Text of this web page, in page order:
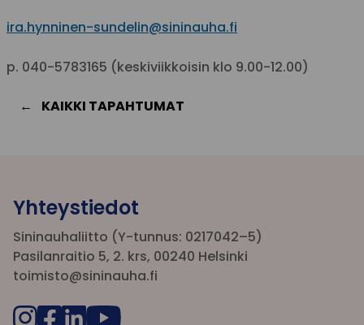
ira.hynninen-sundelin@sininauha.fi
p. 040-5783165 (keskiviikkoisin klo 9.00-12.00)
KAIKKI TAPAHTUMAT
Yhteystiedot
Sininauhaliitto (Y-tunnus: 0217042–5)
Pasilanraitio 5, 2. krs, 00240 Helsinki
toimisto@sininauha.fi